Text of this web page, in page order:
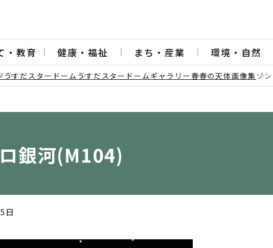
・教育 健康・福祉 まち・産業 環境・自然
うすだスタードーム うすだスタードームギャラリー 春春の天体画像集 ソ
銀河(M104)
日